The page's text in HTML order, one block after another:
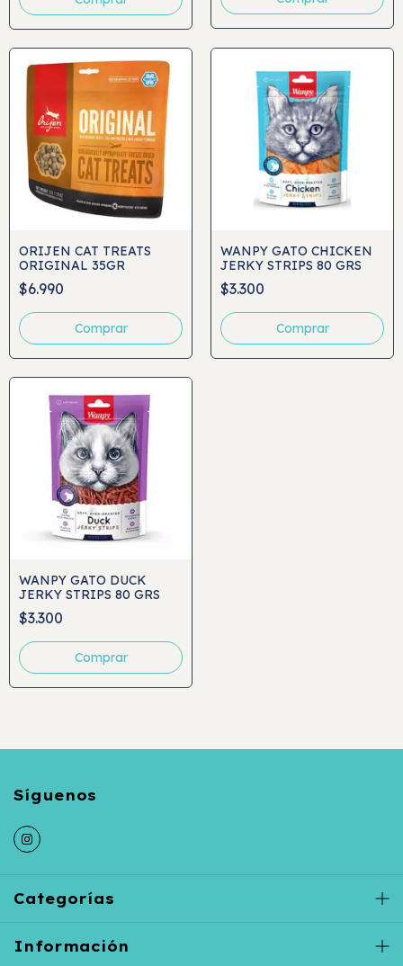
ORIJEN CAT TREATS
ORIGINAL 35GR
$6.990
WANPY GATO CHICKEN
JERKY STRIPS 80 GRS
$3.300
WANPY GATO DUCK
JERKY STRIPS 80 GRS
$3.300
Categorías
Información